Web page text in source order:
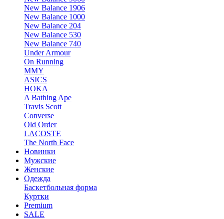
New Balance 1906
New Balance 1000
New Balance 204
New Balance 530
New Balance 740
Under Armour
On Running
MMY
ASICS
HOKA
A Bathing Ape
Travis Scott
Converse
Old Order
LACOSTE
The North Face
Новинки
Мужские
Женские
Одежда
Баскетбольная форма
Куртки
Premium
SALE